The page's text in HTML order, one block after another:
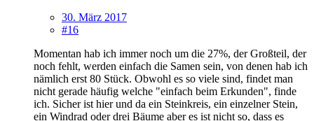
30. März 2017
#16
Momentan hab ich immer noch um die 27%, der Großteil, der
noch fehlt, werden einfach die Samen sein, von denen hab ich
nämlich erst 80 Stück. Obwohl es so viele sind, findet man
nicht gerade häufig welche "einfach beim Erkunden", finde
ich. Sicher ist hier und da ein Steinkreis, ein einzelner Stein,
ein Windrad oder drei Bäume aber es ist nicht so, dass es